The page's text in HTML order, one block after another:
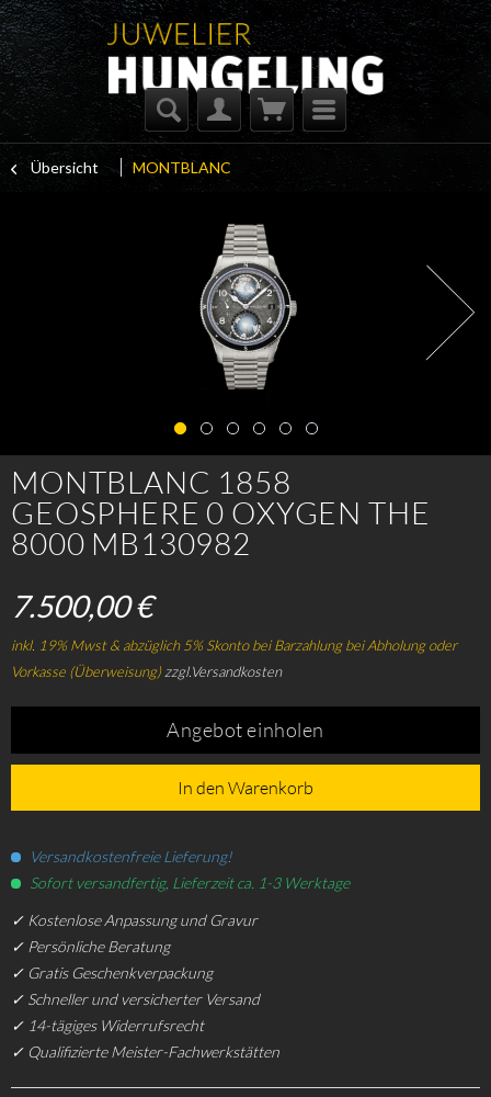
Übersicht MONTBLANC
MONTBLANC 1858
GEOSPHERE 0 OXYGEN THE
8000 MB130982
7.500,00 €
inkl. 19% Mwst & abzüglich 5% Skonto bei Barzahlung bei Abholung oder
Vorkasse (Überweisung)zzgl.Versandkosten
Angebot einholen
In den Warenkorb
Versandkostenfreie Lieferung!
Sofort versandfertig, Lieferzeit ca. 1-3 Werktage
✓ Kostenlose Anpassung und Gravur
✓ Persönliche Beratung
✓ Gratis Geschenkverpackung
✓ Schneller und versicherter Versand
✓ 14-tägiges Widerrufsrecht
✓ Qualifizierte Meister-Fachwerkstätten